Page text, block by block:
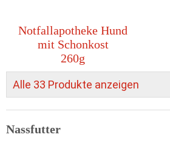
Notfallapotheke Hund
mit Schonkost
260g
Alle 33 Produkte anzeigen
Nassfutter